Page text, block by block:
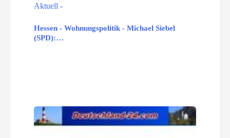
Hessen - Wohnungspolitik - Michael Siebel
(SPD):…